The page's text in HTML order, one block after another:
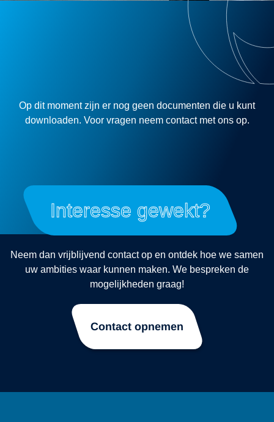
Op dit moment zijn er nog geen documenten die u kunt
downloaden. Voor vragen neem contact met ons op.
Interesse gewekt?
Neem dan vrijblijvend contact op en ontdek hoe we samen
uw ambities waar kunnen maken. We bespreken de
mogelijkheden graag!
Contact opnemen